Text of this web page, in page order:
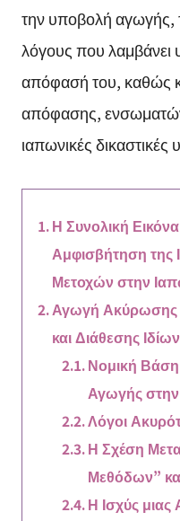
την υποβολή αγωγής,
λόγους που λαμβάνει
απόφασή του, καθώς
απόφασης,
ιαπωνικές δικαστικές
Η Συνολική
Αμφισβήτηση
Μετοχών στην
Αγωγή
και Διάθεσης
Νομική Βάση
Αγωγής
Λόγοι
Η Σχέση
Μεθόδων”
Η Ισχύς